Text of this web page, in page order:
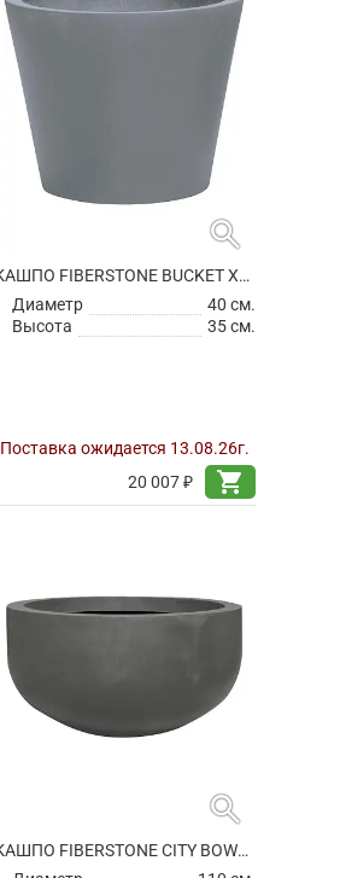
search
КАШПО FIBERSTONE BUCKET XS GREY
Диаметр
40 см.
Высота
35 см.
Поставка ожидается 13.08.26г.
20 007 ₽
shopping_cart
search
КАШПО FIBERSTONE CITY BOWL M GREY